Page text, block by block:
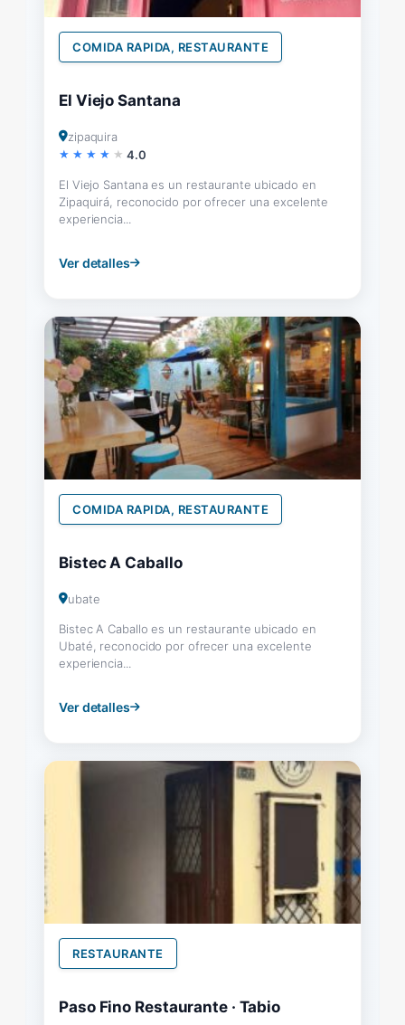
COMIDA RAPIDA, RESTAURANTE
El Viejo Santana
zipaquira
4.0
El Viejo Santana es un restaurante ubicado en
Zipaquirá, reconocido por ofrecer una excelente
experiencia...
Ver detalles
COMIDA RAPIDA, RESTAURANTE
Bistec A Caballo
ubate
Bistec A Caballo es un restaurante ubicado en
Ubaté, reconocido por ofrecer una excelente
experiencia...
Ver detalles
RESTAURANTE
Paso Fino Restaurante · Tabio